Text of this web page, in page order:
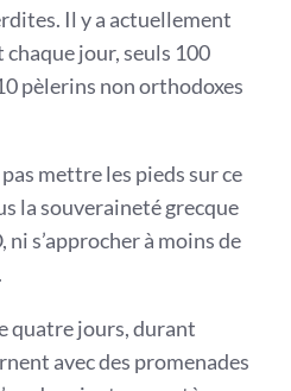
Il y a actuellement
jour, seuls 100
pèlerins non orthodoxes
mettre les pieds sur ce
la souveraineté grecque
ni s’approcher à moins de
quatre jours, durant
avec des promenades